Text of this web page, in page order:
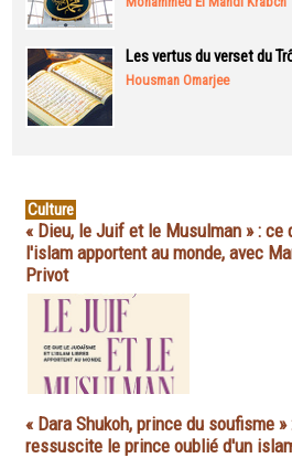
Les vertus du verset du
Housman Omarjee
Culture
« Dieu, le Juif et le Musulman » : ce
l'islam apportent au monde, avec
Privot
« Dara Shukoh, prince du soufisme
ressuscite le prince oublié d'un